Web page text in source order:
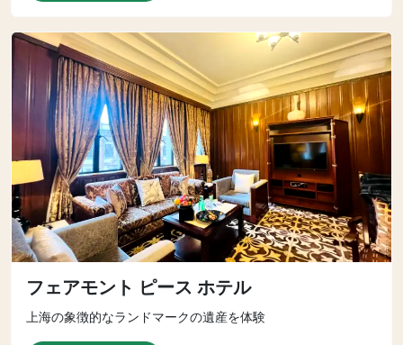
フェアモント ピース ホテル
上海の象徴的なランドマークの遺産を体験